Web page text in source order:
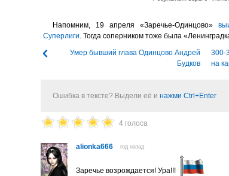
Напомним, 19 апреля «Заречье-Одинцово»
Суперлиги. Тогда соперником тоже была
Умер бывший глава Одинцово Андрей
Будков
300-
на
Ошибка в тексте? Выдели её и нажми Ctrl+Enter
4 голоса
alionka666 год назад
Заречье возрождается! Ура!!!